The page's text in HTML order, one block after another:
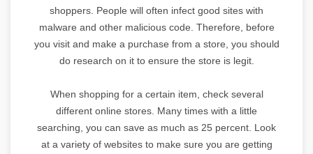
shoppers. People will often infect good sites with
malware and other malicious code. Therefore, before
you visit and make a purchase from a store, you should
do research on it to ensure the store is legit.
When shopping for a certain item, check several
different online stores. Many times with a little
searching, you can save as much as 25 percent. Look
at a variety of websites to make sure you are getting